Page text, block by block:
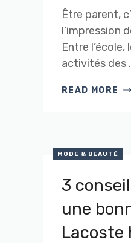
Être parent,
l’impression
Entre
activités des
READ MORE
MODE & BEAUTÉ
3
une
Lacoste